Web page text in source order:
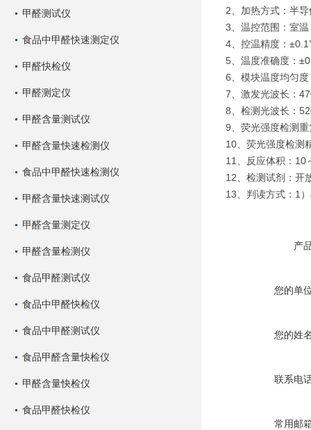
甲醛测试仪
食品中甲醛快速测定仪
甲醛快检仪
甲醛测定仪
甲醛含量测试仪
甲醛含量快速检测仪
食品中甲醛快速检测仪
甲醛含量快速测试仪
甲醛含量测定仪
甲醛含量检测仪
食品甲醛测试仪
食品中甲醛快检仪
食品中甲醛测试仪
食品甲醛含量快检仪
甲醛含量快检仪
食品甲醛快检仪
2、加热方式：半
3、温控范围：室
4、控温精度：
5、温度准确度：
6、模块温度均匀
7、激发光波长：
8、检测光波长：
9、荧光强度检测
10、荧光强度检测
11、反应体积：10
12、检测试剂：开
13、判读方式：1
产
您的单
您的姓
联系电
常用邮